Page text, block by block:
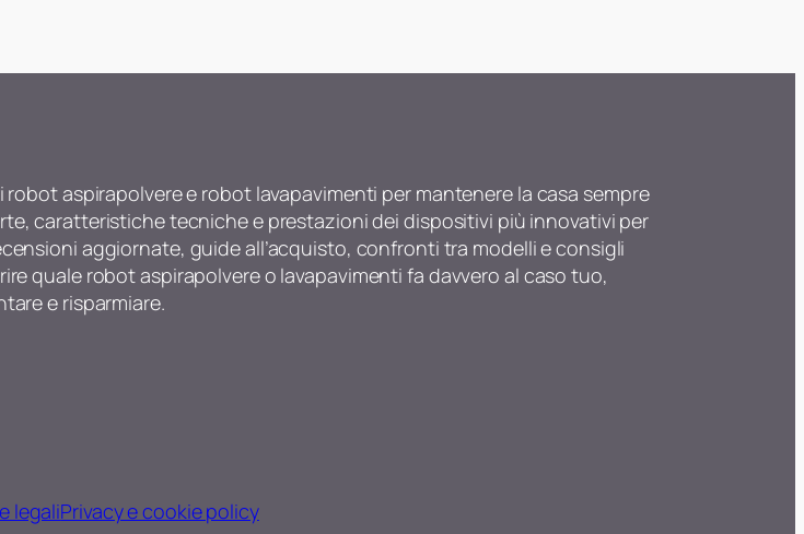
aspirapolvere e robot lavapavimenti per mantenere la casa sempre
caratteristiche tecniche e prestazioni dei dispositivi più innovativi per
aggiornate, guide all’acquisto, confronti tra modelli e consigli
quale robot aspirapolvere o lavapavimenti fa davvero al caso tuo,
e risparmiare.
legaliPrivacy e cookie policy